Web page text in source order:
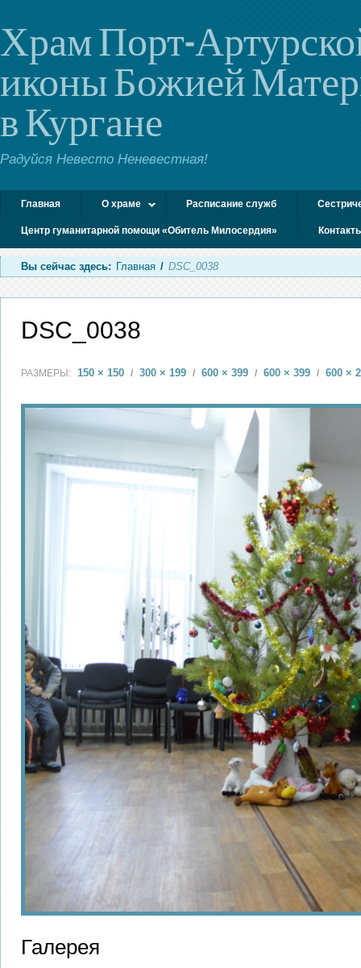
Храм Порт-
иконы Божией
в Кургане
Радуйся Невесто Неневестная!
Главная О храме Расписание служб
Центр гуманитарной помощи «Обитель Милосердия»
Вы сейчас здесь: Главная / DSC_0038
DSC_0038
РАЗМЕРЫ: 150 × 150 / 300 × 199 / 600 × 399 / 600 × 399 / 600 ×
Галерея